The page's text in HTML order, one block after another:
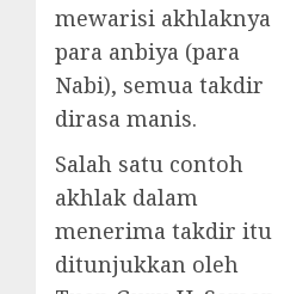
mewarisi akhlaknya
para anbiya (para
Nabi), semua takdir
dirasa manis.
Salah satu contoh
akhlak dalam
menerima takdir itu
ditunjukkan oleh